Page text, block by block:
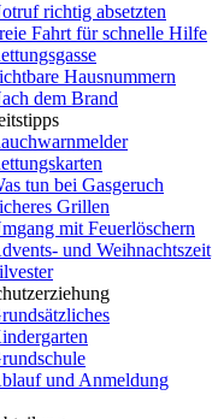
richtig absetzten
Fahrt für schnelle Hilfe
Hausnummern
dem Brand
tun bei Gasgeruch
Grillen
mit Feuerlöschern
und Weihnachtszeit
und Anmeldung